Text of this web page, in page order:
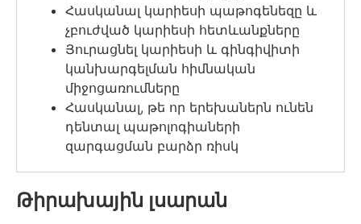
Հասկանալ կարիեսի պաթոգենեզը և
չբուժված կարիեսի հետևանքները
Յուրացնել կարիեսի և գինգիվիտի
կանխարգելման հիմնական
միջոցառումները
Հասկանալ, թե որ երեխաներն ունեն
դենտալ պաթոլոգիաների
զարգացման բարձր ռիսկ
Թիրախային լսարան